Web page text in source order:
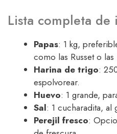
Lista completa de
Papas: 1 kg,
como las Russet o las
Harina de trigo:
espolvorear.
Huevo: 1 grande,
Sal: 1 cucharadita, al
Perejil fresco: